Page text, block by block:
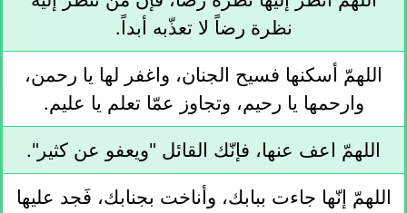
نظرة رضاً لا تعذّبه أبداً.
اللهمّ أسكنها فسيح الجنان، واغفر لها يا رحمن،
وارحمها يا رحيم، وتجاوز عمّا تعلم يا عليم.
اللهمّ اعف عنها، فإنّك القائل "ويعفو عن كثير".
اللهمّ إنّها جاءت ببابك، وأناخت بجنابك، فَجد عليها